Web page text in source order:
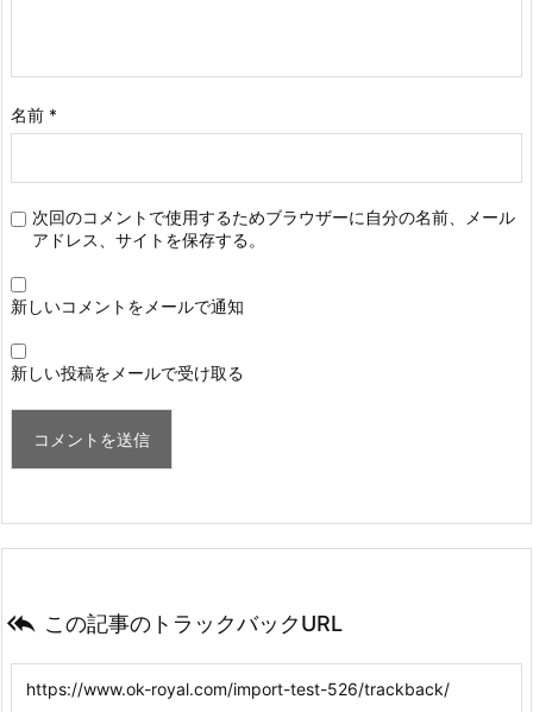
名前 *
次回のコメントで使用するためブラウザーに自分の名前、メール
アドレス、サイトを保存する。
新しいコメントをメールで通知
新しい投稿をメールで受け取る
 この記事のトラックバックURL